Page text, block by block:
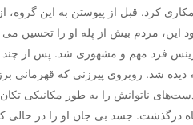
کرد. قبل از پیوستن به این
این، مردم بیش از پله او را تحسین می
دیده شد. روبروی پیرزنی که قهرمانی
ناتوانش را به طور مکانیکی
درگذشت. جسد بی جان او را در